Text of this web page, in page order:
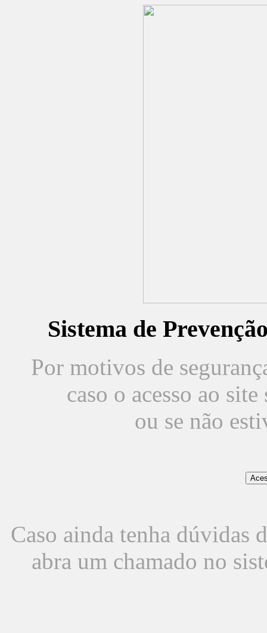
Sistema de
Por motivos de
caso o acesso ao
ou se não
Caso ainda tenha dúvidas
abra um chamado no